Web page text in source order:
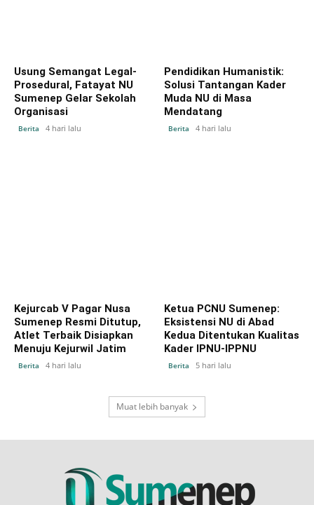
Usung Semangat Legal-
Prosedural, Fatayat NU
Sumenep Gelar Sekolah
Organisasi
Berita 4 hari lalu
Pendidikan Humanistik:
Solusi Tantangan Kader
Muda NU di Masa
Mendatang
Berita 4 hari lalu
Kejurcab V Pagar Nusa
Sumenep Resmi Ditutup,
Atlet Terbaik Disiapkan
Menuju Kejurwil Jatim
Berita 4 hari lalu
Ketua PCNU Sumenep:
Eksistensi NU di Abad
Kedua Ditentukan Kualitas
Kader IPNU-IPPNU
Berita 5 hari lalu
Muat lebih banyak